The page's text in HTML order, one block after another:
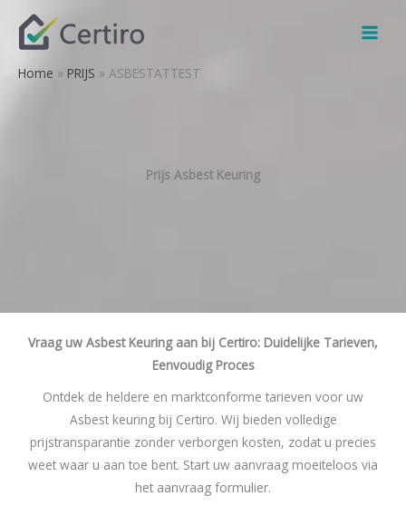
naar
inhoudHome PRIJS ASBESTATTEST
Prijs Asbest Keuring
Vraag uw Asbest Keuring aan bij Certiro: Duidelijke Tarieven,
Eenvoudig Proces
Ontdek de heldere en marktconforme tarieven voor uw
Asbest keuring bij Certiro. Wij bieden volledige
prijstransparantie zonder verborgen kosten, zodat u precies
weet waar u aan toe bent. Start uw aanvraag moeiteloos via
het aanvraag formulier.